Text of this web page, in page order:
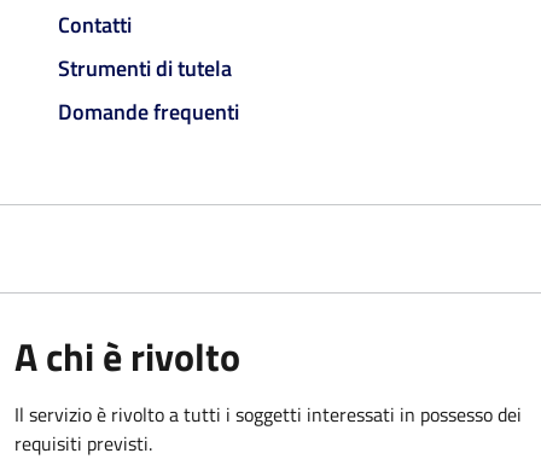
Contatti
Strumenti di tutela
Domande frequenti
A chi è rivolto
Il servizio è rivolto a tutti i soggetti interessati in possesso dei
requisiti previsti.